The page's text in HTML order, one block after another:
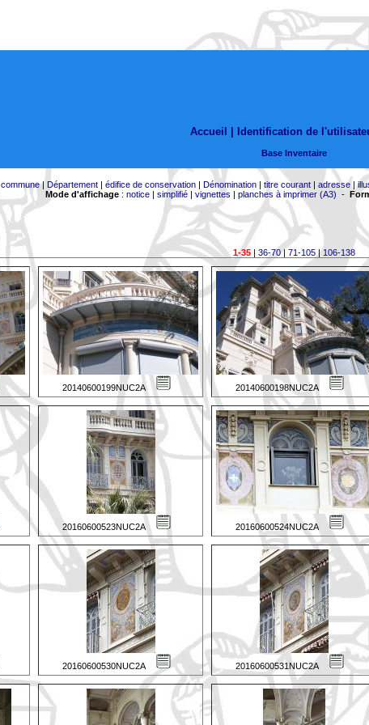
Accueil | Identification de
Base Inventaire
commune| Département| édifice de conservation| Dénomination| titre courant| adresse|
Mode d'affichage: notice| simplifié| vignettes | planches à imprimer (A3) -
1-35| 36-70| 71-105|106-138
20140600199NUC2A 20140600198NUC2A
20160600523NUC2A 20160600524NUC2A
20160600530NUC2A 20160600531NUC2A